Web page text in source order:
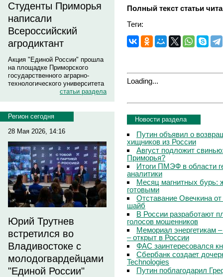
Студенты Приморья
написали
Всероссийский
агродиктант
Акция "Единой России" прошла
на площадке Приморского
государственного аграрно-
технологического университета
статьи раздела
Регион сегодня
28 Мая 2026, 14:16
Юрий Трутнев
встретился во
Владивостоке с
молодогвардейцами
"Единой России"
Полный текст статьи
Теги:
Loading...
Новости раздела
Путин объявил о
хищников из России
Август подложит
Приморья?
Итоги ПМЭФ в области
аналитики
Месяц магнитных бурь:
готовыми
Отставание Овечкина
шайб
В России разработают
голосов мошенников
Мемориал энергетикам
– открыт в России
ФАС заинтересовался
Сбербанк создает
Technologies
Путин поблагодарил